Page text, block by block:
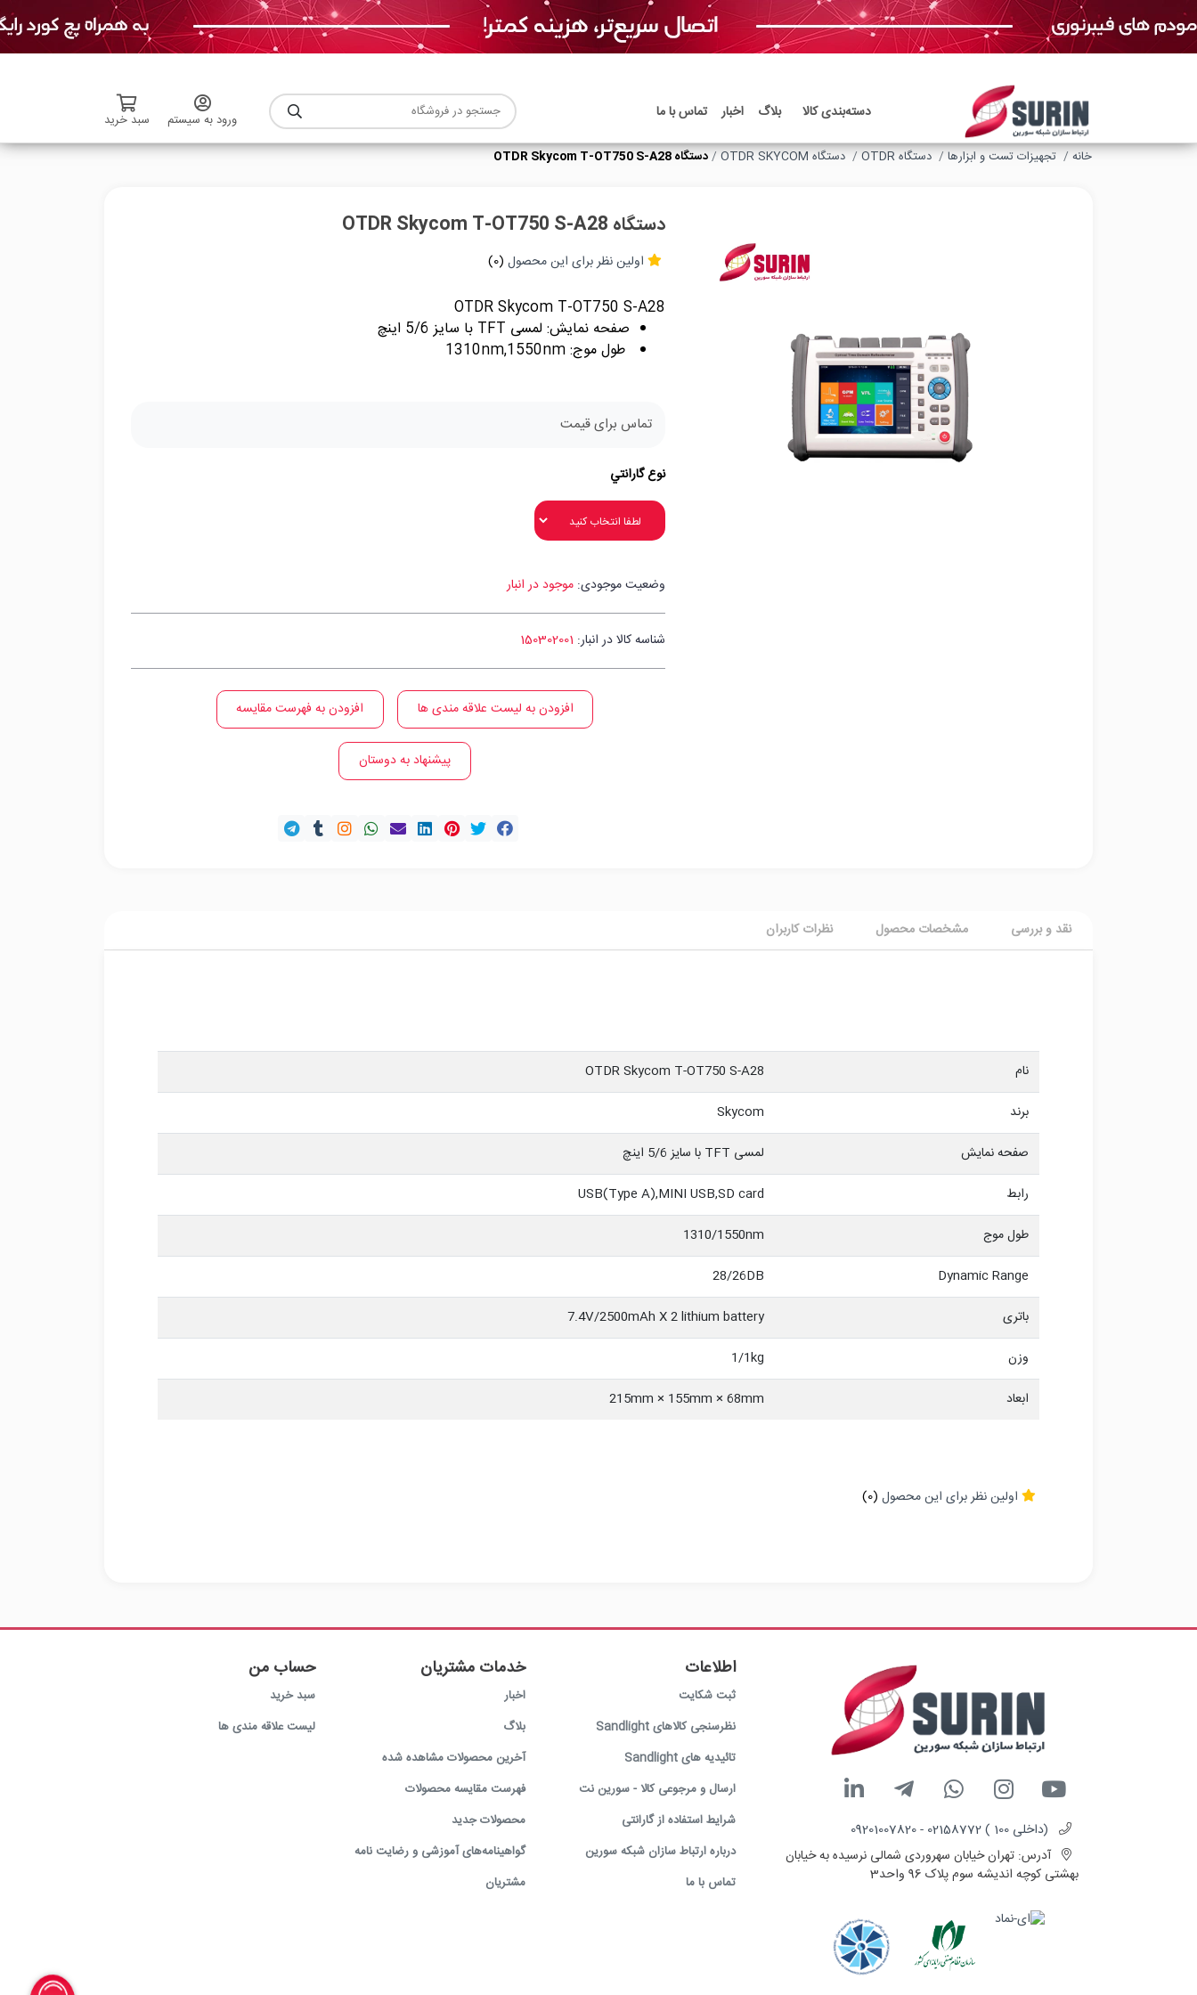
دسته‌بندی‌ کالا بلاگ اخبار تماس با ما ورود به سیستم
سبد خرید
خانه
تجهیزات تست و ابزارها دستگاه OTDR دستگاه OTDR SKYCOM دستگاه OTDR Skycom T-OT750 S-A28
دستگاه OTDR Skycom T-OT750 S-A28
اولین نظر برای این محصول (0)
OTDR Skycom T-OT750 S-A28
صفحه نمایش: لمسی TFT با سایز 5/6 اینچ
طول موج: 1310nm,1550nm
تماس برای قیمت
نوع گارانتي
وضعیت موجودی: موجود در انبار
شناسه کالا در انبار: 150302001
افزودن به لیست علاقه مندی ها افزودن به فهرست مقایسه
پیشنهاد به دوستان
نقد و بررسی مشخصات محصول نظرات کاربران
نام
OTDR Skycom T-OT750 S-A28
برند
Skycom
صفحه نمایش
لمسی TFT با سایز 5/6 اینچ
رابط
USB(Type A),MINI USB,SD card
طول موج
1310/1550nm
Dynamic Range
28/26DB
باتری
7.4V/2500mAh X 2 lithium battery
وزن
1/1kg
ابعاد
215mm × 155mm × 68mm
اولین نظر برای این محصول (0)
(داخلی 100 ) 02158772 - 09201007820
آدرس: تهران خیابان سهروردی شمالی نرسیده به خیابان
بهشتی کوچه اندیشه سوم پلاک 96 واحد3
اطلاعات
ثبت شکایت
نظرسنجی کالاهای Sandlight
تائیدیه های Sandlight
ارسال و مرجوعی کالا - سورین نت
شرایط استفاده از گارانتی
درباره ارتباط سازان شبکه سورین
تماس با ما
خدمات مشتریان
اخبار
بلاگ
آخرین محصولات مشاهده شده
فهرست مقایسه محصولات
محصولات جدید
گواهینامه‌های آموزشی و رضایت نامه
مشتریان
حساب من
سبد خرید
لیست علاقه مندی ها